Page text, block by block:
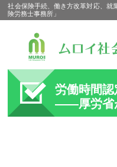
社会保険手続、働き方改革対応、就
険労務士事務所」
労働時間
――厚労省